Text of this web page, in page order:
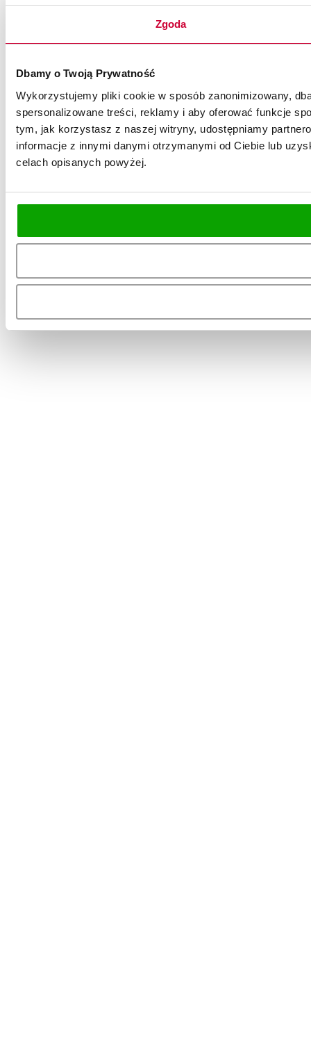
Zgoda
Dbamy o Twoją Prywatność
Wykorzystujemy pliki cookie w sposób zanonimizowany,
spersonalizowane treści, reklamy i aby oferować funkcje
tym, jak korzystasz z naszej witryny, udostępniamy
informacje z innymi danymi otrzymanymi od Ciebie lub
celach opisanych powyżej.